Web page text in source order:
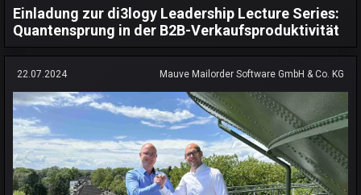
Einladung zur di3logy Leadership Lecture Series:
Quantensprung in der B2B-Verkaufsproduktivität
22.07.2024 Mauve Mailorder Software GmbH & Co. KG